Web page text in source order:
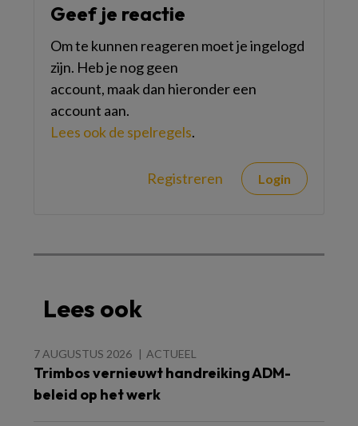
Geef je reactie
Om te kunnen reageren moet je ingelogd
zijn. Heb je nog geen
account, maak dan hieronder een
account aan.
Lees ook de spelregels.
Registreren Login
Lees ook
7 AUGUSTUS 2026 ACTUEEL
Trimbos vernieuwt handreiking ADM-
beleid op het werk